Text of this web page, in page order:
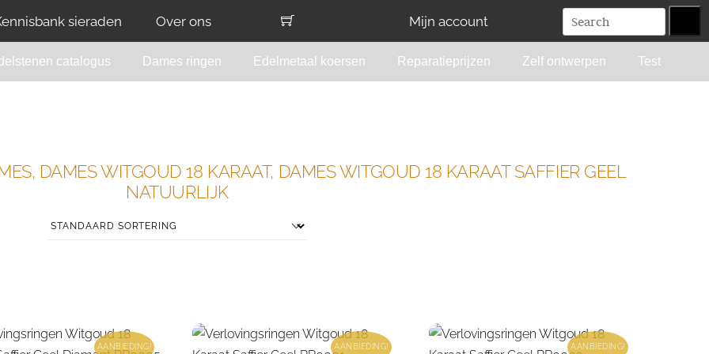
sieraden Over ons Mijn account
catalogus Dames ringen Edelmetaal koersen Reparatieprijzen Zelf ontwerpen Test
DAMES WITGOUD 18 KARAAT, DAMES WITGOUD 18 KARAAT SAFFIER GEEL
NATUURLIJK
AANBIEDING! AANBIEDING! AANBIEDING!